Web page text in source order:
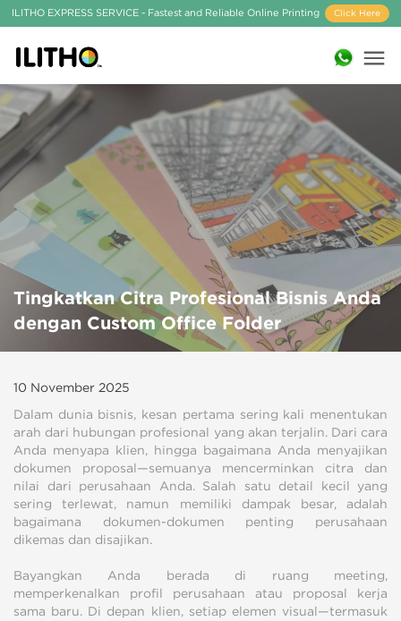
ILITHO EXPRESS SERVICE - Fastest and Reliable Online Printing Click Here
Tingkatkan Citra Profesional Bisnis Anda
dengan Custom Office Folder
10 November 2025
Dalam dunia bisnis, kesan pertama sering kali menentukan
arah dari hubungan profesional yang akan terjalin. Dari cara
Anda menyapa klien, hingga bagaimana Anda menyajikan
dokumen proposal—semuanya mencerminkan citra dan
nilai dari perusahaan Anda. Salah satu detail kecil yang
sering terlewat, namun memiliki dampak besar, adalah
bagaimana dokumen-dokumen penting perusahaan
dikemas dan disajikan.
Bayangkan Anda berada di ruang meeting,
memperkenalkan profil perusahaan atau proposal kerja
sama baru. Di depan klien, setiap elemen visual—termasuk